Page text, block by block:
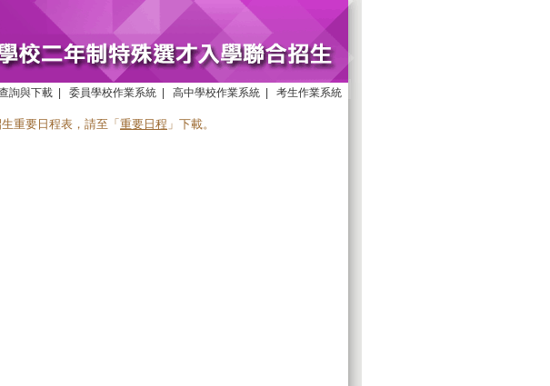
詢與下載 委員學校作業系統 高中學校作業系統 考生作業系統
重要日程表，請至「 重要日程 」下載。